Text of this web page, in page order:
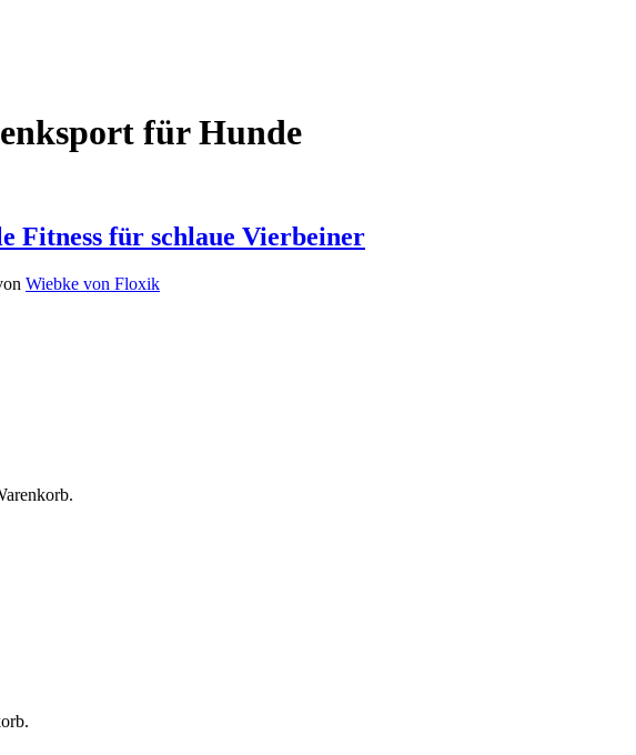
für Hunde
Fitness für schlaue Vierbeiner
Wiebke von Floxik